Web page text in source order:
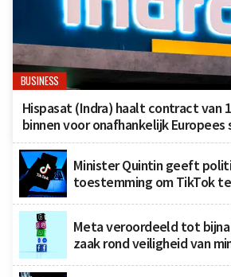
BUSINESS
Hispasat (Indra) haalt contract van
binnen voor onafhankelijk
Minister Quintin geeft
toestemming om TikTok
Meta veroordeeld tot
zaak rond veiligheid van